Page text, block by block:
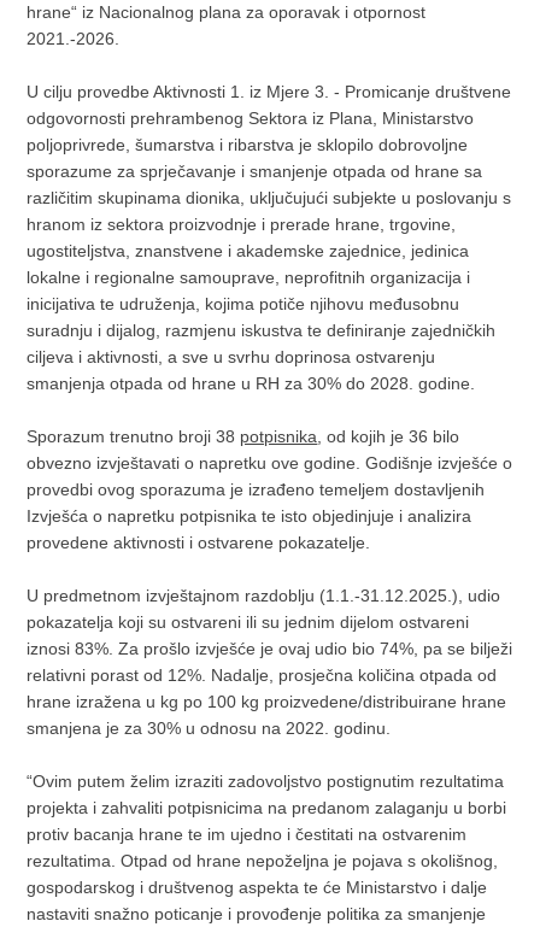
hrane“ iz Nacionalnog plana za oporavak i otpornost
2021.-2026.
U cilju provedbe Aktivnosti 1. iz Mjere 3. - Promicanje društvene
odgovornosti prehrambenog Sektora iz Plana, Ministarstvo
poljoprivrede, šumarstva i ribarstva je sklopilo dobrovoljne
sporazume za sprječavanje i smanjenje otpada od hrane sa
različitim skupinama dionika, uključujući subjekte u poslovanju s
hranom iz sektora proizvodnje i prerade hrane, trgovine,
ugostiteljstva, znanstvene i akademske zajednice, jedinica
lokalne i regionalne samouprave, neprofitnih organizacija i
inicijativa te udruženja, kojima potiče njihovu međusobnu
suradnju i dijalog, razmjenu iskustva te definiranje zajedničkih
ciljeva i aktivnosti, a sve u svrhu doprinosa ostvarenju
smanjenja otpada od hrane u RH za 30% do 2028. godine.
Sporazum trenutno broji 38 potpisnika , od kojih je 36 bilo
obvezno izvještavati o napretku ove godine. Godišnje izvješće o
provedbi ovog sporazuma je izrađeno temeljem dostavljenih
Izvješća o napretku potpisnika te isto objedinjuje i analizira
provedene aktivnosti i ostvarene pokazatelje.
U predmetnom izvještajnom razdoblju (1.1.-31.12.2025.), udio
pokazatelja koji su ostvareni ili su jednim dijelom ostvareni
iznosi 83%. Za prošlo izvješće je ovaj udio bio 74%, pa se bilježi
relativni porast od 12%. Nadalje, prosječna količina otpada od
hrane izražena u kg po 100 kg proizvedene/distribuirane hrane
smanjena je za 30% u odnosu na 2022. godinu.
“Ovim putem želim izraziti zadovoljstvo postignutim rezultatima
projekta i zahvaliti potpisnicima na predanom zalaganju u borbi
protiv bacanja hrane te im ujedno i čestitati na ostvarenim
rezultatima. Otpad od hrane nepoželjna je pojava s okolišnog,
gospodarskog i društvenog aspekta te će Ministarstvo i dalje
nastaviti snažno poticanje i provođenje politika za smanjenje